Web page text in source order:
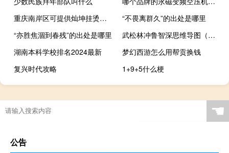
重庆南岸区可提供灿坤挂烫机维修服务地址在哪
“不畏离群久”的出处是哪里
“亦胜焦涸到春残”的出处是哪里
武松林冲鲁智深思维导图（鲁智深思维导图）
湖南本科学校排名2024最新
梦幻西游怎么用帮贡换钱
复兴时代攻略
1+9+5什么梗
☚
公告